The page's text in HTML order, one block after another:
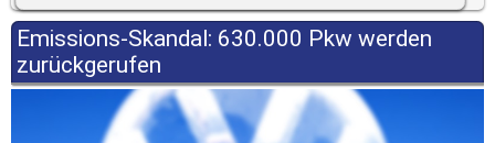
Emissions-Skandal: 630.000 Pkw werden
zurückgerufen